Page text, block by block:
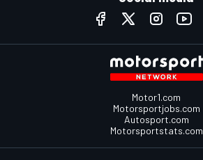
Motor1.com
Motorsportjobs.com
Autosport.com
Motorsportstats.com